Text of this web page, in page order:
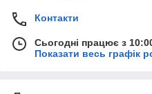
Контакти
Сьогодні працює з
Показати весь графік